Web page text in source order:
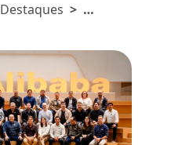
Destaques >
promove
Viagem
Técnica
Internacional
na China